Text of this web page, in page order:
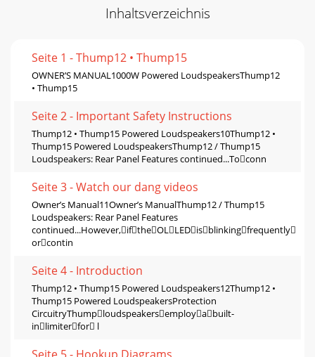
Inhaltsverzeichnis
Seite 1 - Thump12 • Thump15
OWNER’S MANUAL1000W Powered LoudspeakersThump12
• Thump15
Seite 2 - Important Safety Instructions
Thump12 • Thump15 Powered Loudspeakers10Thump12 •
Thump15 Powered LoudspeakersThump12 / Thump15
Loudspeakers: Rear Panel Features continued...Toconn
Seite 3 - Watch our dang videos
Owner’s Manual11Owner’s ManualThump12 / Thump15
Loudspeakers: Rear Panel Features
continued...However,iftheOLLEDisblinkingfrequently
orcontin
Seite 4 - Introduction
Thump12 • Thump15 Powered Loudspeakers12Thump12 •
Thump15 Powered LoudspeakersProtection
CircuitryThumploudspeakersemployabuilt-
inlimiterfor l
Seite 5 - Hookup Diagrams